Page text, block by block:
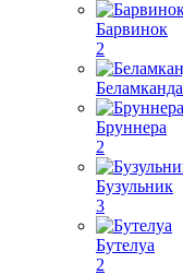
Барвинок
2
Беламканда
Бруннера
2
Бузульник
3
Бутелуа
2